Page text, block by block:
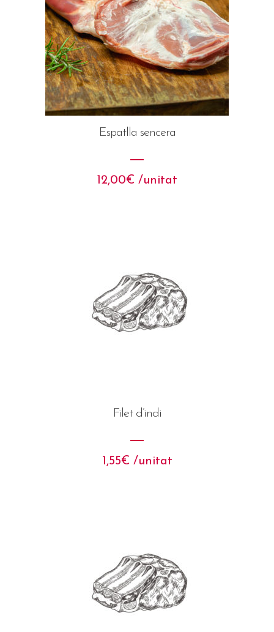
Espatlla sencera
12,00€ /unitat
Filet d’indi
1,55€ /unitat